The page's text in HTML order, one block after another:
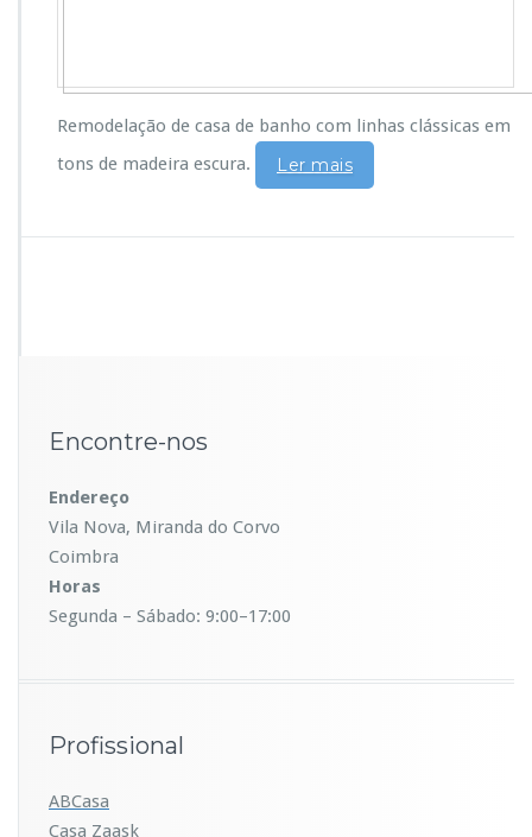
Remodelação de casa de banho com linhas clássicas em
tons de madeira escura.
Ler mais
Encontre-nos
Endereço
Vila Nova, Miranda do Corvo
Coimbra
Horas
Segunda – Sábado: 9:00–17:00
Profissional
ABCasa
Casa Zaask